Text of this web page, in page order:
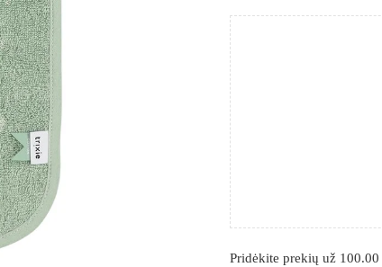
Pridėkite prekių už 100.00